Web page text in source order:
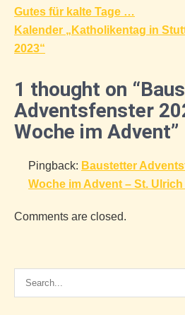
Beitragsnavigation
Gutes für kalte Tage …
Kalender „Katholikentag in
2023“
1 thought on
Adventsfenster
Woche im Advent”
Pingback: Baustetter
Woche im Advent – St.
Comments are closed.